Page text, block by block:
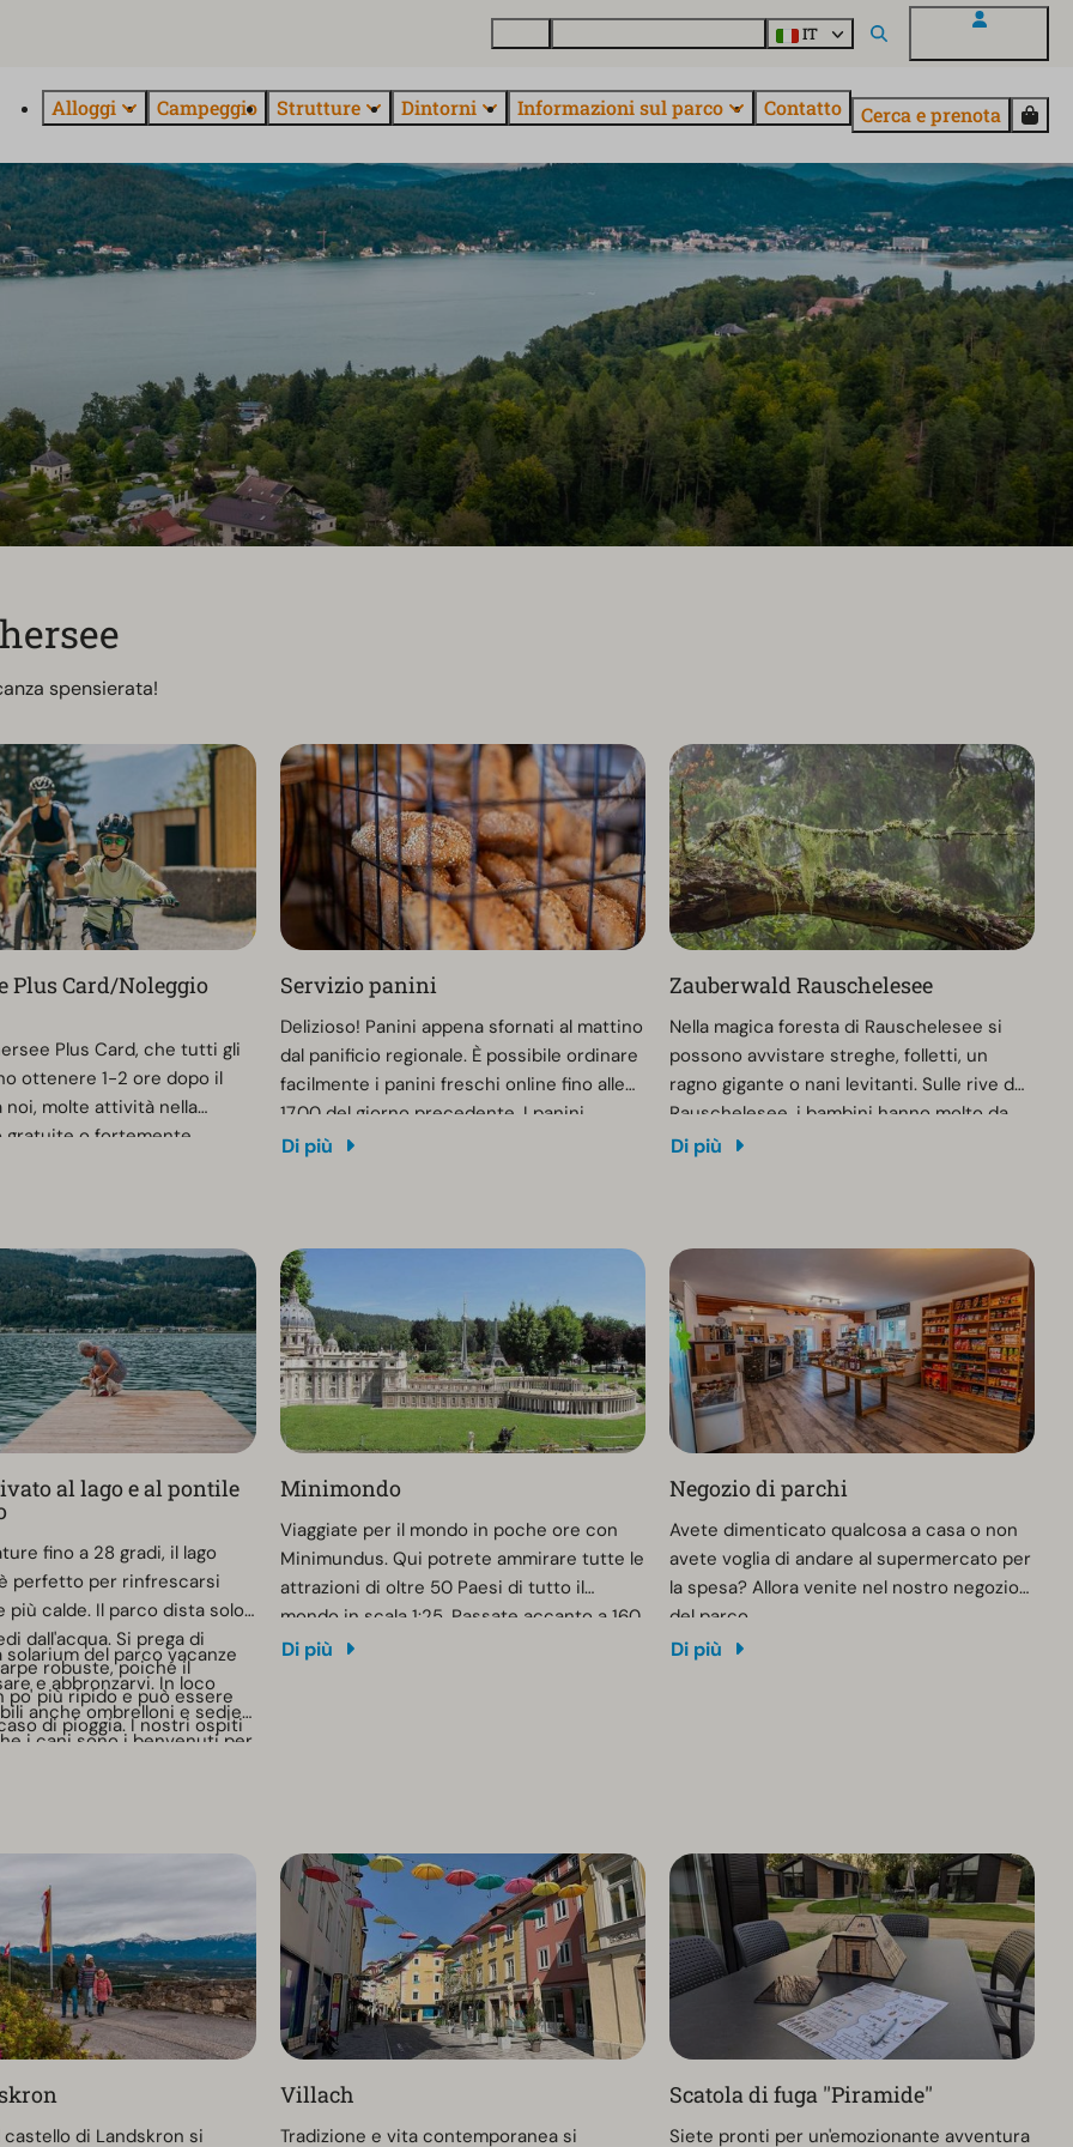
IT
Alloggi Campeggio Strutture Dintorni Informazioni sul parco Contatto Cerca e prenota
spensierata!
Plus Card/Noleggio
Plus Card, che tutti gli
ottenere 1-2 ore dopo il
noi, molte attività nella
gratuite o fortemente
ospiti è valida nelle tre
gratuiti e sconti fino al
intorno al
in Carinzia. Ad esempio, chi
bike presso l'ufficio
risparmia 7 euro sul
(Il prezzo di noleggio
35 euro per bicicletta
Card e di 28 euro per
WS-Plus Card).
Servizio panini
Delizioso! Panini appena sfornati al mattino
dal panificio regionale. È possibile ordinare
facilmente i panini freschi online fino alle
17.00 del giorno precedente. I panini
ordinati possono essere ritirati il giorno
Di più
Zauberwald Rauschelesee
Nella magica foresta di Rauschelesee si
possono avvistare streghe, folletti, un
ragno gigante o nani levitanti. Sulle rive del
Rauschelesee, i bambini hanno molto da
scoprire, come il castello di un cavaliere, il
forme di legno. Aperto tra aprile e ottobre.
Di più
al lago e al pontile
fino a 28 gradi, il lago
perfetto per rinfrescarsi
più calde. Il parco dista solo
dall'acqua. Si prega di
robuste, poiché il
po' più ripido e può essere
di pioggia. I nostri ospiti
su cauzione alla
solarium del parco vacanze
e abbronzarvi. In loco
anche ombrelloni e sedie
i cani sono i benvenuti per
e scatenarsi in acqua.
e piatti tipici
Minimondo
Viaggiate per il mondo in poche ore con
Minimundus. Qui potrete ammirare tutte le
attrazioni di oltre 50 Paesi di tutto il
mondo in scala 1:25. Passate accanto a 160
modelli fatti a mano, dalla Torre Eiffel al
Di più
Negozio di parchi
Avete dimenticato qualcosa a casa o non
avete voglia di andare al supermercato per
la spesa? Allora venite nel nostro negozio
del parco.
Di più
di Landskron si
Villach
Tradizione e vita contemporanea si
Scatola di fuga ''Piramide''
Siete pronti per un'emozionante avventura